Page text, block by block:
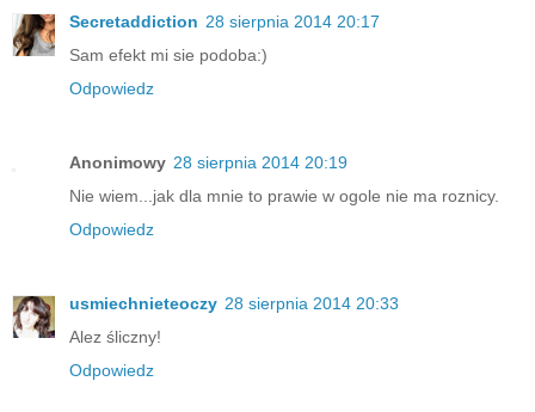
Secretaddiction 28 sierpnia 2014 20:17
Sam efekt mi sie podoba:)
Odpowiedz
Anonimowy 28 sierpnia 2014 20:19
Nie wiem...jak dla mnie to prawie w ogole nie ma roznicy.
Odpowiedz
usmiechnieteoczy 28 sierpnia 2014 20:33
Alez śliczny!
Odpowiedz